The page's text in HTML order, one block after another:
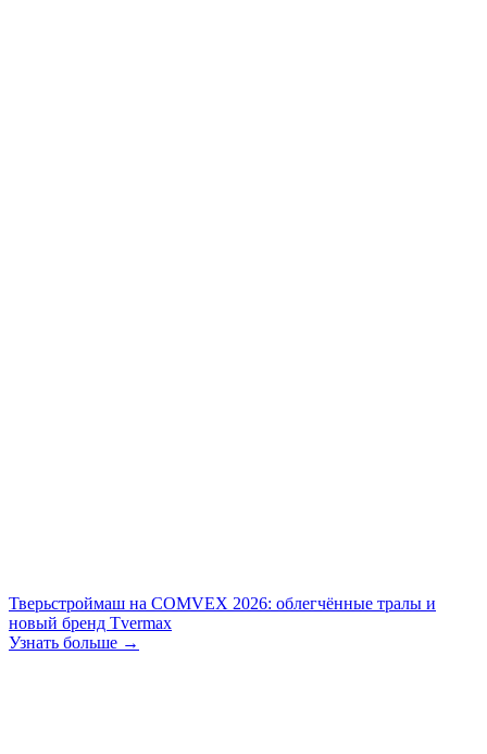
Тверьстроймаш на COMVEX 2026: облегчённые тралы и
новый бренд Tvermax
Узнать больше →